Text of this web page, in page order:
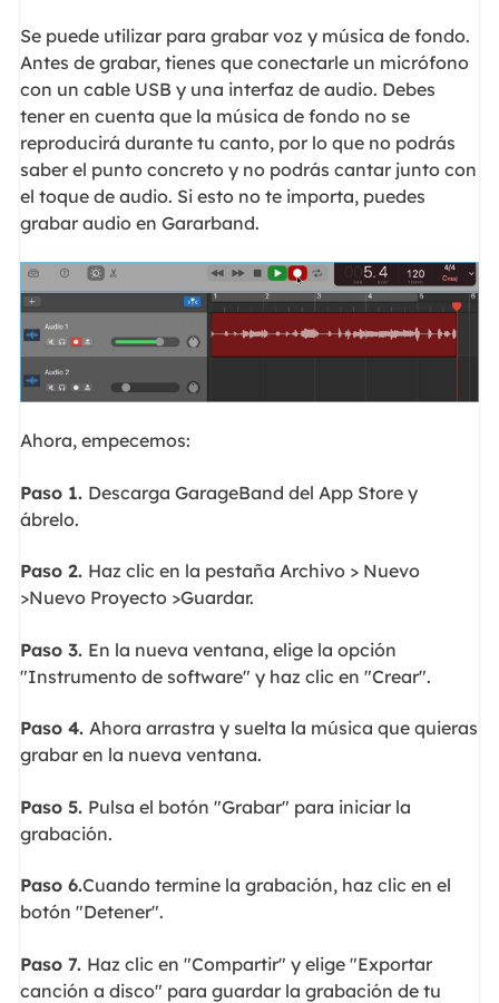
Se puede utilizar para grabar voz y música de fondo.
Antes de grabar, tienes que conectarle un micrófono
con un cable USB y una interfaz de audio. Debes
tener en cuenta que la música de fondo no se
reproducirá durante tu canto, por lo que no podrás
saber el punto concreto y no podrás cantar junto con
el toque de audio. Si esto no te importa, puedes
grabar audio en Gararband.
Ahora, empecemos:
Paso 1. Descarga GarageBand del App Store y
ábrelo.
Paso 2. Haz clic en la pestaña Archivo > Nuevo
>Nuevo Proyecto >Guardar.
Paso 3. En la nueva ventana, elige la opción
"Instrumento de software" y haz clic en "Crear".
Paso 4. Ahora arrastra y suelta la música que quieras
grabar en la nueva ventana.
Paso 5. Pulsa el botón "Grabar" para iniciar la
grabación.
Paso 6.Cuando termine la grabación, haz clic en el
botón "Detener".
Paso 7. Haz clic en "Compartir" y elige "Exportar
canción a disco" para guardar la grabación de tu